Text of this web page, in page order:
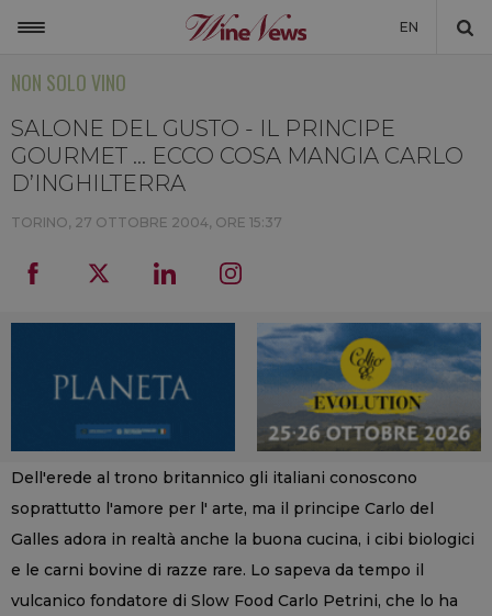
EN
MONDO
NON SOLO VINO
WINENEWS TV
NON SOLO VINO
SALONE DEL GUSTO - IL PRINCIPE
GOURMET ... ECCO COSA MANGIA CARLO
D’INGHILTERRA
TORINO, 27 OTTOBRE 2004, ORE 15:37
Dell'erede al trono britannico gli italiani conoscono
soprattutto l'amore per l' arte, ma il principe Carlo del
Galles adora in realtà anche la buona cucina, i cibi biologici
e le carni bovine di razze rare. Lo sapeva da tempo il
vulcanico fondatore di Slow Food Carlo Petrini, che lo ha